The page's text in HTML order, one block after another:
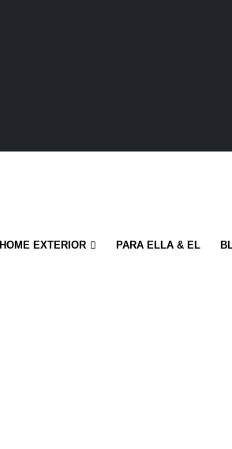
HOME EXTERIOR PARA ELLA & EL